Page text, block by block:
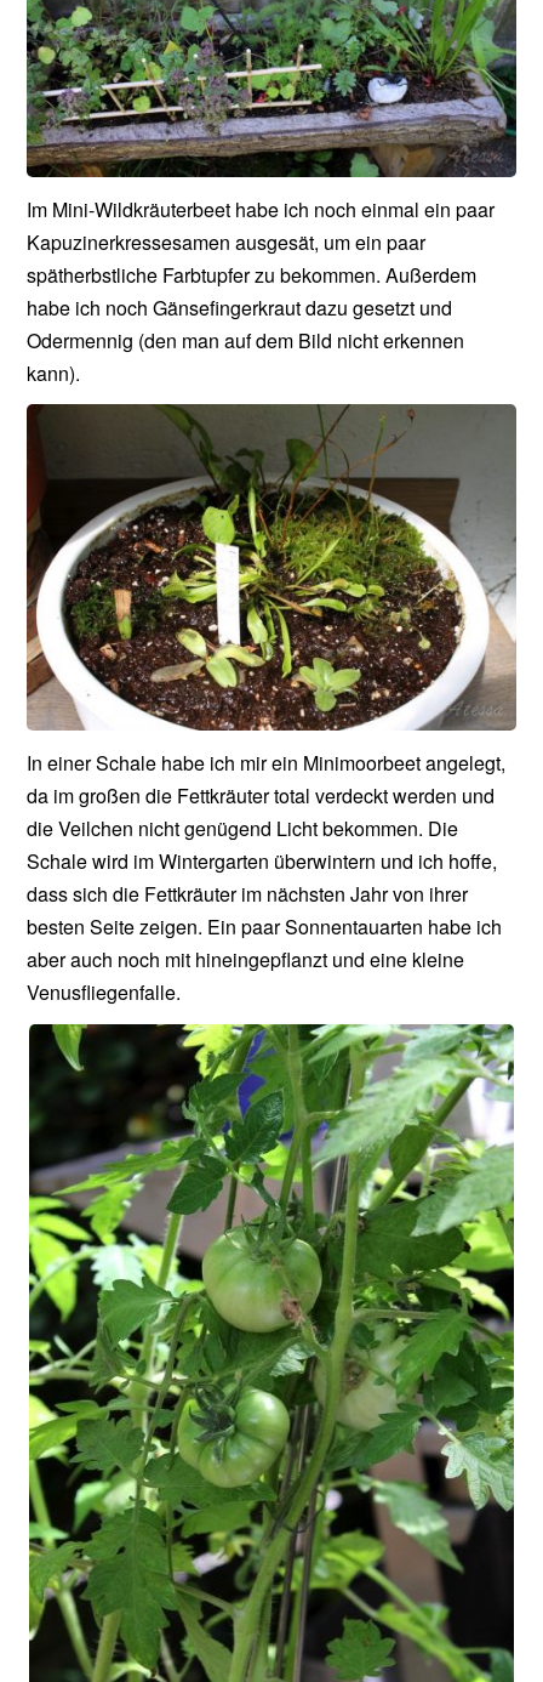
Im Mini-Wildkräuterbeet habe ich noch einmal ein paar
Kapuzinerkressesamen ausgesät, um ein paar
spätherbstliche Farbtupfer zu bekommen. Außerdem
habe ich noch Gänsefingerkraut dazu gesetzt und
Odermennig (den man auf dem Bild nicht erkennen
kann).
In einer Schale habe ich mir ein Minimoorbeet angelegt,
da im großen die Fettkräuter total verdeckt werden und
die Veilchen nicht genügend Licht bekommen. Die
Schale wird im Wintergarten überwintern und ich hoffe,
dass sich die Fettkräuter im nächsten Jahr von ihrer
besten Seite zeigen. Ein paar Sonnentauarten habe ich
aber auch noch mit hineingepflanzt und eine kleine
Venusfliegenfalle.